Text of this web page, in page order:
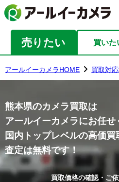
売りたい 買いた
アールイーカメラHOME 買取対
熊本県のカメラ買取は
アールイーカメラにお任せ
国内トップレベルの高価買
査定は無料です！
買取価格の確認・ご